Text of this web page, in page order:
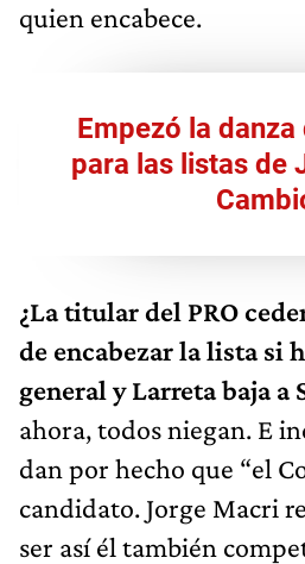
quien encabece.
Empezó la
para las listas de
¿La titular del PRO
de encabezar la lista si
general y Larreta baja a
ahora, todos niegan. E
dan por hecho que “el
candidato. Jorge Macri
ser así él también